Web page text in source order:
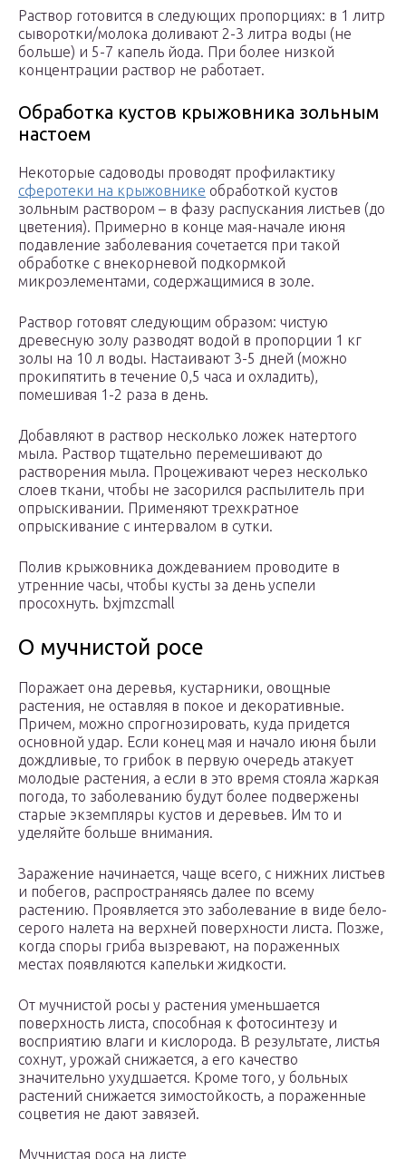
Раствор готовится в следующих пропорциях: в 1 литр
сыворотки/молока доливают 2-3 литра воды (не
больше) и 5-7 капель йода. При более низкой
концентрации раствор не работает.
Обработка кустов крыжовника зольным
настоем
Некоторые садоводы проводят профилактику
сферотеки на крыжовнике обработкой кустов
зольным раствором – в фазу распускания листьев (до
цветения). Примерно в конце мая-начале июня
подавление заболевания сочетается при такой
обработке с внекорневой подкормкой
микроэлементами, содержащимися в золе.
Раствор готовят следующим образом: чистую
древесную золу разводят водой в пропорции 1 кг
золы на 10 л воды. Настаивают 3-5 дней (можно
прокипятить в течение 0,5 часа и охладить),
помешивая 1-2 раза в день.
Добавляют в раствор несколько ложек натертого
мыла. Раствор тщательно перемешивают до
растворения мыла. Процеживают через несколько
слоев ткани, чтобы не засорился распылитель при
опрыскивании. Применяют трехкратное
опрыскивание с интервалом в сутки.
Полив крыжовника дождеванием проводите в
утренние часы, чтобы кусты за день успели
просохнуть. bxjmzcmall
О мучнистой росе
Поражает она деревья, кустарники, овощные
растения, не оставляя в покое и декоративные.
Причем, можно спрогнозировать, куда придется
основной удар. Если конец мая и начало июня были
дождливые, то грибок в первую очередь атакует
молодые растения, а если в это время стояла жаркая
погода, то заболеванию будут более подвержены
старые экземпляры кустов и деревьев. Им то и
уделяйте больше внимания.
Заражение начинается, чаще всего, с нижних листьев
и побегов, распространяясь далее по всему
растению. Проявляется это заболевание в виде бело-
серого налета на верхней поверхности листа. Позже,
когда споры гриба вызревают, на пораженных
местах появляются капельки жидкости.
От мучнистой росы у растения уменьшается
поверхность листа, способная к фотосинтезу и
восприятию влаги и кислорода. В результате, листья
сохнут, урожай снижается, а его качество
значительно ухудшается. Кроме того, у больных
растений снижается зимостойкость, а пораженные
соцветия не дают завязей.
Мучнистая роса на листе